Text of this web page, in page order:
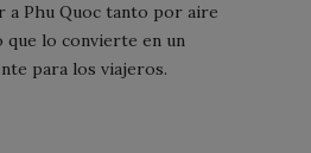
a Phu Quoc tanto por aire
que lo convierte en un
para los viajeros.